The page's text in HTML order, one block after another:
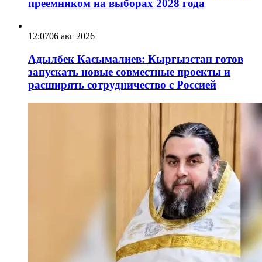
преемником на выборах 2028 года
12:0706 авг 2026
Адылбек Касымалиев: Кыргызстан готов
запускать новые совместные проекты и
расширять сотрудничество с Россией